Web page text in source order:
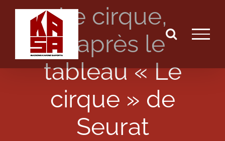
Passer
Le cirque,
d’après le
tableau « Le
cirque » de
Seurat